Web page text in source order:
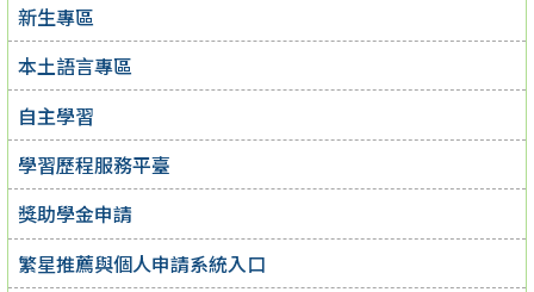
新生專區
本土語言專區
自主學習
學習歷程服務平臺
獎助學金申請
繁星推薦與個人申請系統入口